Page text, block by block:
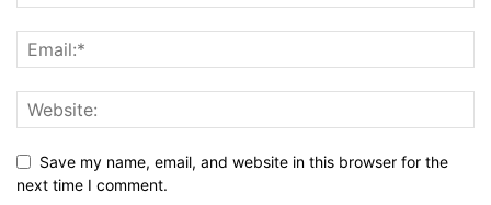
Save my name, email, and website in this browser for the
next time I comment.